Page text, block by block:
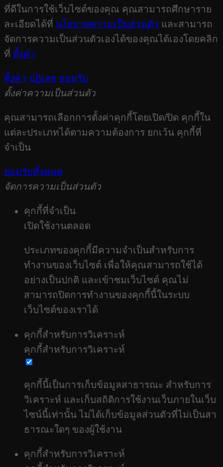
ที่ดีในการใช้เว็บไซต์ของคุณ คุณสามารถศึกษาราย
ละเอียดได้ที่ นโยบายความเป็นส่วนตัว และสามารถ
จัดการความเป็นส่วนตัวเองได้ของคุณได้เองโดยคลิก
ที่ ตั้งค่า
ตั้งค่า ปฏิเสธ ยอมรับ
ตั้งค่าความเป็นส่วนตัว
คุณสามารถเลือกการตั้งค่าคุกกี้โดยเปิด/ปิด คุกกี้ใน
แต่ละประเภทได้ตามความต้องการ ยกเว้น คุกกี้ที่
จำเป็น
ยอมรับทั้งหมด
จัดการความเป็นส่วนตัว
คุกกี้ที่จำเป็น
เปิดใช้งานตลอด
ประเภทของคุกกี้มีความจำเป็นสำหรับการ
ทำงานของเว็บไซต์ เพื่อให้คุณสามารถใช้ได้
อย่างเป็นปกติ และเข้าชมเว็บไซต์ คุณไม่
สามารถปิดการทำงานของคุกกี้นี้ในระบบ
เว็บไซต์ของเราได้
คุกกี้สำหรับการวิเคราะห์
คุกกี้สำหรับการวิเคราะห์
คุกกี้นี้เป็นการเก็บข้อมูลสาธารณะ สำหรับการ
วิเคราะห์ และเก็บสถิติการใช้งานเว็บภายในเว็บ
ไซน์นี้เท่านั้น ไม่ได้เก็บข้อมูลส่วนตัวที่ไม่เป็นสา
ธารณะใดๆ ของผู้ใช้งาน
คุกกี้สำหรับการวิเคราะห์